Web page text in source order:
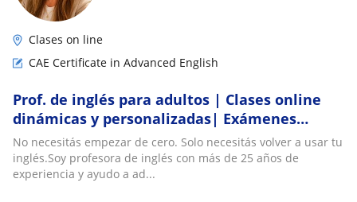
Clases on line
CAE Certificate in Advanced English
Prof. de inglés para adultos | Clases online
dinámicas y personalizadas| Exámenes
Cambridge: FCE- CAE | Conversación| Fluidez
No necesitás empezar de cero. Solo necesitás volver a usar tu
inglés.Soy profesora de inglés con más de 25 años de
experiencia y ayudo a ad...